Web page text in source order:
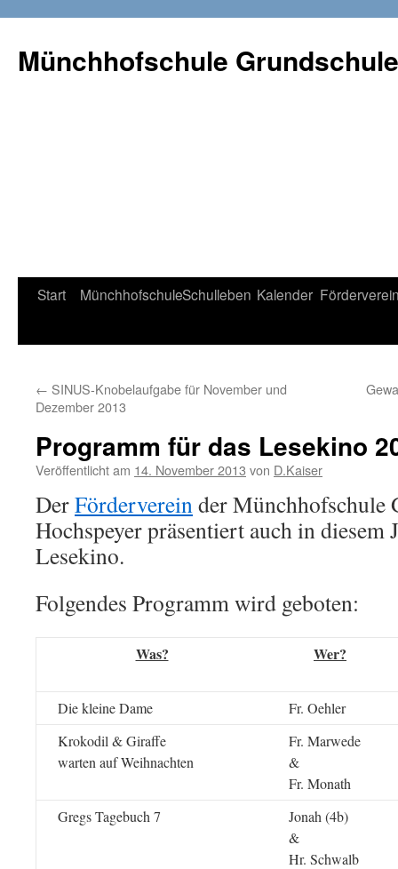
Münchhofschule
Weiter
Start MünchhofschuleSchulleben Kalender
← SINUS-Knobelaufgabe für November und
Dezember 2013
Programm für das Lesekino
Veröffentlicht am 14. November 2013 von D.Kaiser
DerFördervereinder Münchhofschule
Hochspeyer präsentiert auch in diesem
Lesekino.
Folgendes Programm wird geboten:
Was? Wer?
Die kleine Dame
Fr. Oehler
Krokodil & Giraffe
warten auf Weihnachten
Fr. Marwede
&
Fr. Monath
Gregs Tagebuch 7
Jonah (4b)
&
Hr. Schwalb